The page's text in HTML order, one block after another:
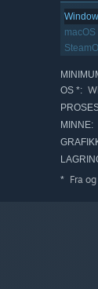
macOS
OS *:
MINNE:
* Fra